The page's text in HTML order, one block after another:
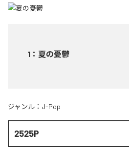
1 ： 夏の憂鬱
ジャンル： J-Pop
2525P